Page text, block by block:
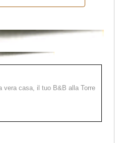
vera casa, il tuo B&B alla Torre